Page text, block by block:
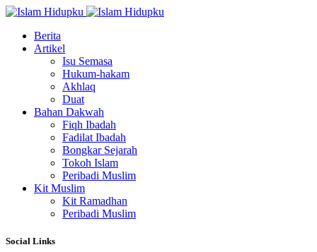
Berita
Artikel
Isu Semasa
Hukum-hakam
Akhlaq
Duat
Bahan Dakwah
Fiqh Ibadah
Fadilat Ibadah
Bongkar Sejarah
Tokoh Islam
Peribadi Muslim
Kit Muslim
Kit Ramadhan
Peribadi Muslim
Social Links